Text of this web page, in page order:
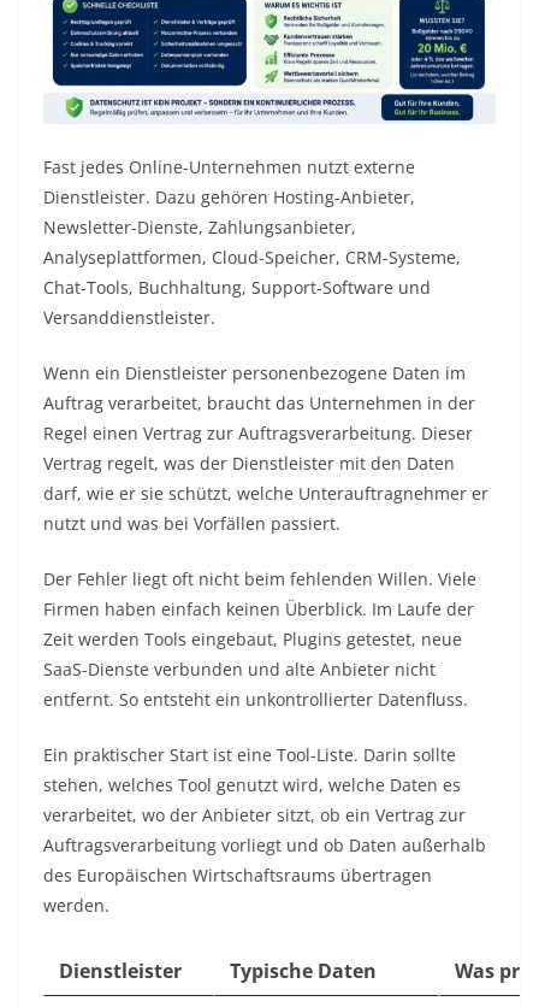
Fast jedes Online-Unternehmen nutzt externe
Dienstleister. Dazu gehören Hosting-Anbieter,
Newsletter-Dienste, Zahlungsanbieter,
Analyseplattformen, Cloud-Speicher, CRM-Systeme,
Chat-Tools, Buchhaltung, Support-Software und
Versanddienstleister.
Wenn ein Dienstleister personenbezogene Daten im
Auftrag verarbeitet, braucht das Unternehmen in der
Regel einen Vertrag zur Auftragsverarbeitung. Dieser
Vertrag regelt, was der Dienstleister mit den Daten
darf, wie er sie schützt, welche Unterauftragnehmer er
nutzt und was bei Vorfällen passiert.
Der Fehler liegt oft nicht beim fehlenden Willen. Viele
Firmen haben einfach keinen Überblick. Im Laufe der
Zeit werden Tools eingebaut, Plugins getestet, neue
SaaS-Dienste verbunden und alte Anbieter nicht
entfernt. So entsteht ein unkontrollierter Datenfluss.
Ein praktischer Start ist eine Tool-Liste. Darin sollte
stehen, welches Tool genutzt wird, welche Daten es
verarbeitet, wo der Anbieter sitzt, ob ein Vertrag zur
Auftragsverarbeitung vorliegt und ob Daten außerhalb
des Europäischen Wirtschaftsraums übertragen
werden.
Dienstleister Typische Daten Was